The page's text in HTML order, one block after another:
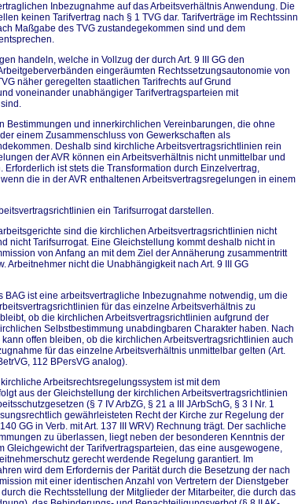
Inbezugnahme auf das Arbeitsverhältnis Anwendung. Die
keinen Tarifvertrag nach § 1 TVG dar. Tarifverträge im Rechtssinn
Maßgabe des TVG zustandegekommen sind und dem
handeln, welche in Vollzug der durch Art. 9 III GG den
eingeräumten Rechtssetzungsautonomie von
näher geregelten staatlichen Tarifrechts auf Grund
voneinander unabhängiger Tarifvertragsparteien mit
Bestimmungen und innerkirchlichen Vereinbarungen, die ohne
einem Zusammenschluss von Gewerkschaften als
Deshalb sind kirchliche Arbeitsvertragsrichtlinien rein
der AVR können ein Arbeitsverhältnis nicht unmittelbar und
ist stets die Transformation durch Einzelvertrag,
die in der AVR enthaltenen Arbeitsvertragsregelungen in einem
ein Tarifsurrogat darstellen.
sind die kirchlichen Arbeitsvertragsrichtlinien nicht
nicht Tarifsurrogat. Eine Gleichstellung kommt deshalb nicht in
von Anfang an mit dem Ziel der Annäherung zusammentritt
Arbeitnehmer nicht die Unabhängigkeit nach Art. 9 III GG
BAG ist eine arbeitsvertragliche Inbezugnahme notwendig, um die
für das einzelne Arbeitsverhältnis zu
ob die kirchlichen Arbeitsvertragsrichtlinien aufgrund der
Selbstbestimmung unabdingbaren Charakter haben. Nach
offen bleiben, ob die kirchlichen Arbeitsvertragsrichtlinien auch
für das einzelne Arbeitsverhältnis unmittelbar gelten (Art.
112 BPersVG analog).
Arbeitsrechtsregelungssystem ist mit dem
aus der Gleichstellung der kirchlichen Arbeitsvertragsrichtlinien
(§ 7 IV ArbZG, § 21 a III JArbSchG, § 3 I Nr. 1
gewährleisteten Recht der Kirche zur Regelung der
GG in Verb. mit Art. 137 III WRV) Rechnung trägt. Der sachliche
zu überlassen, liegt neben der besonderen Kenntnis der
Gleichgewicht der Tarifvertragsparteien, das eine ausgewogene,
gerecht werdende Regelung garantiert. Im
wird dem Erfordernis der Parität durch die Besetzung der nach
mit einer identischen Anzahl von Vertretern der Dienstgeber
die Rechtsstellung der Mitglieder der Mitarbeiter, die durch das